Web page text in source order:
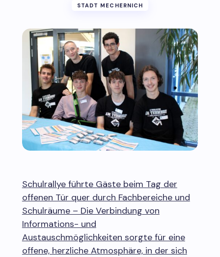
STADT MECHERNICH
Schulrallye führte Gäste beim Tag der
offenen Tür quer durch Fachbereiche und
Schulräume – Die Verbindung von
Informations- und
Austauschmöglichkeiten sorgte für eine
offene, herzliche Atmosphäre, in der sich